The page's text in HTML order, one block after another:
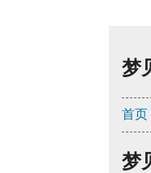
梦
首页
梦